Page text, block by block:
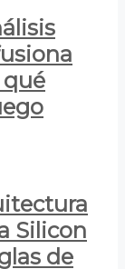
qué
Silicon
de